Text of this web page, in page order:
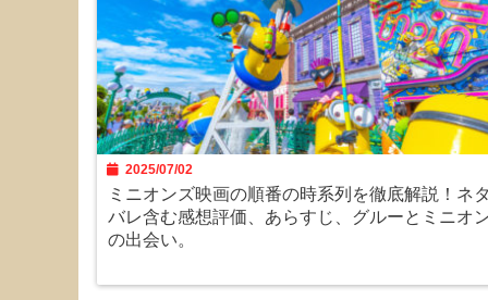
2025/07/02
ミニオンズ映画の順番の時系列を徹底解説！ネ
バレ含む感想評価、あらすじ、グルーとミニオ
の出会い。